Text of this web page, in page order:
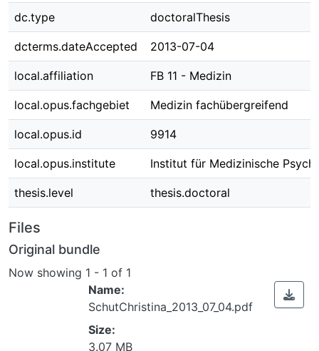
dc.type doctoralThesis
dcterms.dateAccepted 2013-07-04
local.affiliation FB 11 - Medizin
local.opus.fachgebiet Medizin fachübergreifend
local.opus.id 9914
local.opus.institute Institut für Medizinische
thesis.level thesis.doctoral
Files
Original bundle
Now showing 1 - 1 of 1
Name:
SchutChristina_2013_07_04.pdf
Size:
3.07 MB